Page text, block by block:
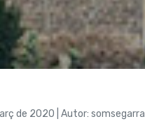
de 2020 | Autor: somsegarra